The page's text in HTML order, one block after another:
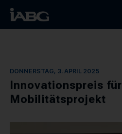
LEISTUNGEN
FOKUSTHEMEN
DONNERSTAG, 3. APRIL 2025
Innovationspreis für
Mobilitätsprojekt